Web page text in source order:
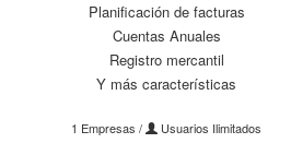
Planificación de facturas
Cuentas Anuales
Registro mercantil
Y más características
1 Empresas / Usuarios Ilimitados